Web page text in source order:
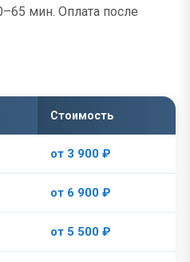
мин. Оплата после
Стоимость
от 3 900 ₽
от 6 900 ₽
от 5 500 ₽